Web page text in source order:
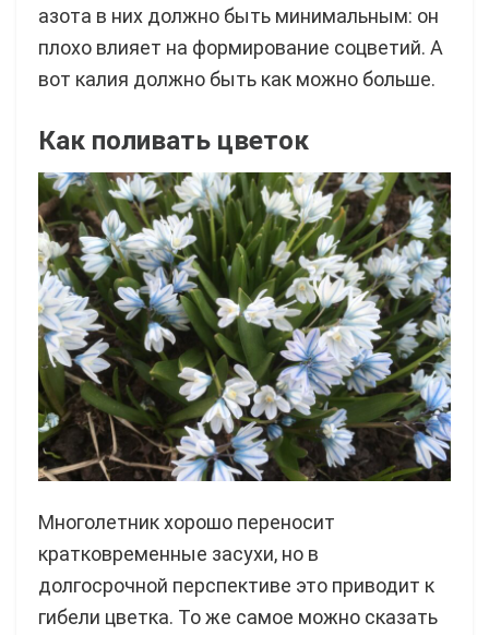
азота в них должно быть минимальным: он
плохо влияет на формирование соцветий. А
вот калия должно быть как можно больше.
Как поливать цветок
Многолетник хорошо переносит
кратковременные засухи, но в
долгосрочной перспективе это приводит к
гибели цветка. То же самое можно сказать